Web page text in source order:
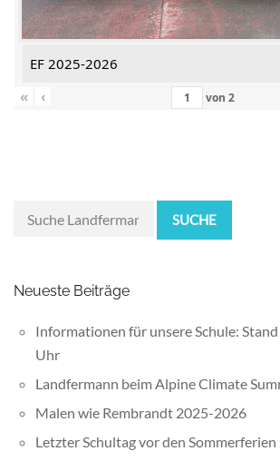
EF 2025-2026
«
‹ von 2
SUCHE
Neueste Beiträge
Informationen für unsere Schule:
Uhr
Landfermann beim Alpine Climate
Malen wie Rembrandt 2025-2026
Letzter Schultag vor den